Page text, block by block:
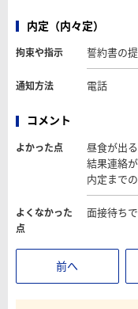
内定（内々定）
拘束や指示 誓約書の
通知方法 電話
コメント
よかった点
昼食が出る
結果連絡が
内定まで
よくなかった
点
面接待ち
前へ